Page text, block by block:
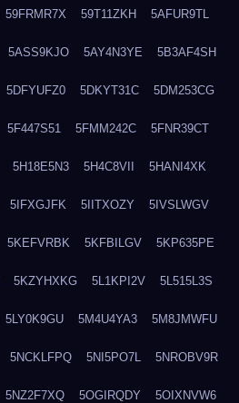
59FRMR7X 59T11ZKH 5AFUR9TL
5ASS9KJO 5AY4N3YE 5B3AF4SH
5DFYUFZ0 5DKYT31C 5DM253CG
5F447S51 5FMM242C 5FNR39CT
5H18E5N3 5H4C8VII 5HANI4XK
5IFXGJFK 5IITXOZY 5IVSLWGV
5KEFVRBK 5KFBILGV 5KP635PE
5KZYHXKG 5L1KPI2V 5L515L3S
5LY0K9GU 5M4U4YA3 5M8JMWFU
5NCKLFPQ 5NI5PO7L 5NROBV9R
5NZ2F7XQ 5OGIRQDY 5OIXNVW6